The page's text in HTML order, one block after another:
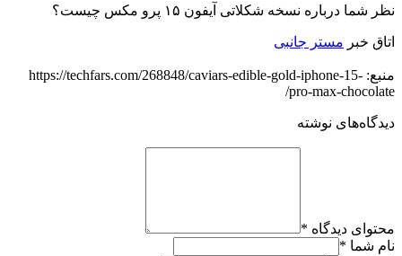
نظر شما درباره نسخه شکلاتی آیفون ۱۵ پرو مکس چیست؟
اتاق خبر مستر جانبی
منبع: https://techfars.com/268848/caviars-edible-gold-iphone-15-
pro-max-chocolate/
دیدگاه‌های نوشته
محتوای دیدگاه *
نام شما *